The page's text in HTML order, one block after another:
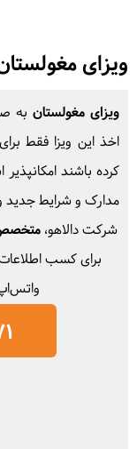
ویزای
ویزای مغولستان به
اخذ این ویزا فقط
کرده باشند
مدارک و شرایط جدید
شرکت دالاهو،
برای کسب
واتس‌اپ